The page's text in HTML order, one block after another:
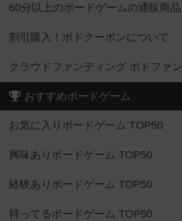
60分以上のボードゲームの通販商品
割引購入！ボドクーポンについて
クラウドファンディング ボドファン
おすすめボードゲーム
お気に入りボードゲーム TOP50
興味ありボードゲーム TOP50
経験ありボードゲーム TOP50
持ってるボードゲーム TOP50